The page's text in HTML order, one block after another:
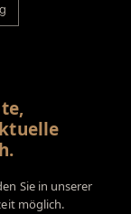
Sie in unserer
möglich.